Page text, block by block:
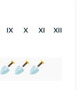
IX X XI XII